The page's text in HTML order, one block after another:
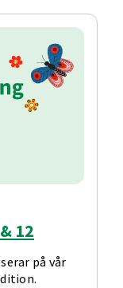
11 & 12
på vår